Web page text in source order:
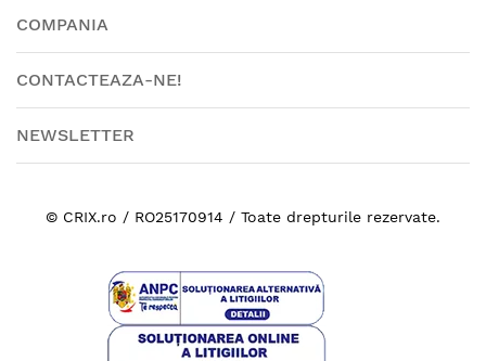
COMPANIA
CONTACTEAZA-NE!
NEWSLETTER
© CRIX.ro / RO25170914 / Toate drepturile rezervate.